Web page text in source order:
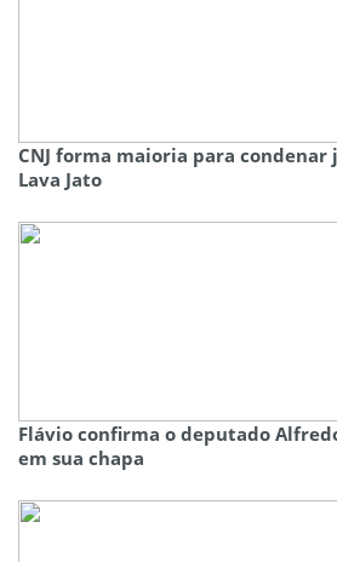
CNJ forma maioria para condenar
Lava Jato
Flávio confirma o deputado
em sua chapa